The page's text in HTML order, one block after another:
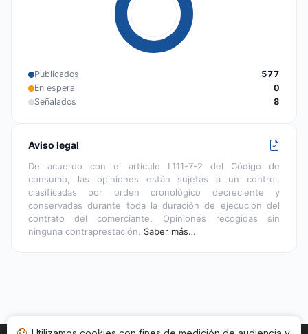
Publicados
577
En espera
0
Señalados
8
Aviso legal
De acuerdo con el artículo L111-7-2 del Código de
consumo, las opiniones están sujetas a un control,
clasificadas por orden cronológico decreciente y
conservadas durante toda la duración de ejecución del
contrato del comerciante. Opiniones recogidas sin
ninguna contraprestación. Saber más…